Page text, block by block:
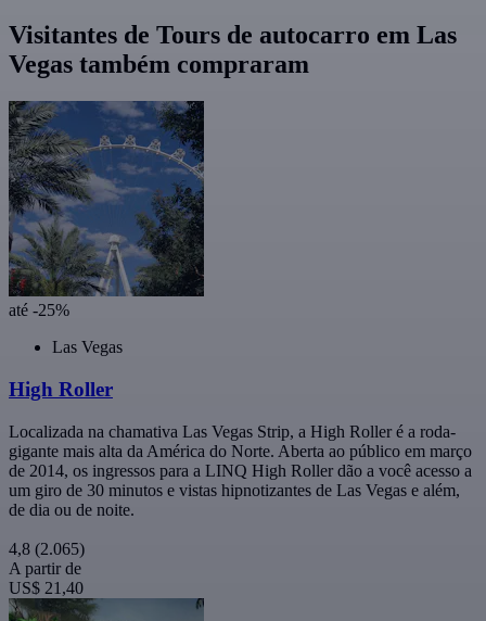
Visitantes de Tours de autocarro em Las
Vegas também compraram
até -25%
Las Vegas
High Roller
Localizada na chamativa Las Vegas Strip, a High Roller é a roda-
gigante mais alta da América do Norte. Aberta ao público em março
de 2014, os ingressos para a LINQ High Roller dão a você acesso a
um giro de 30 minutos e vistas hipnotizantes de Las Vegas e além,
de dia ou de noite.
4,8 (2.065)
A partir de
US$ 21,40